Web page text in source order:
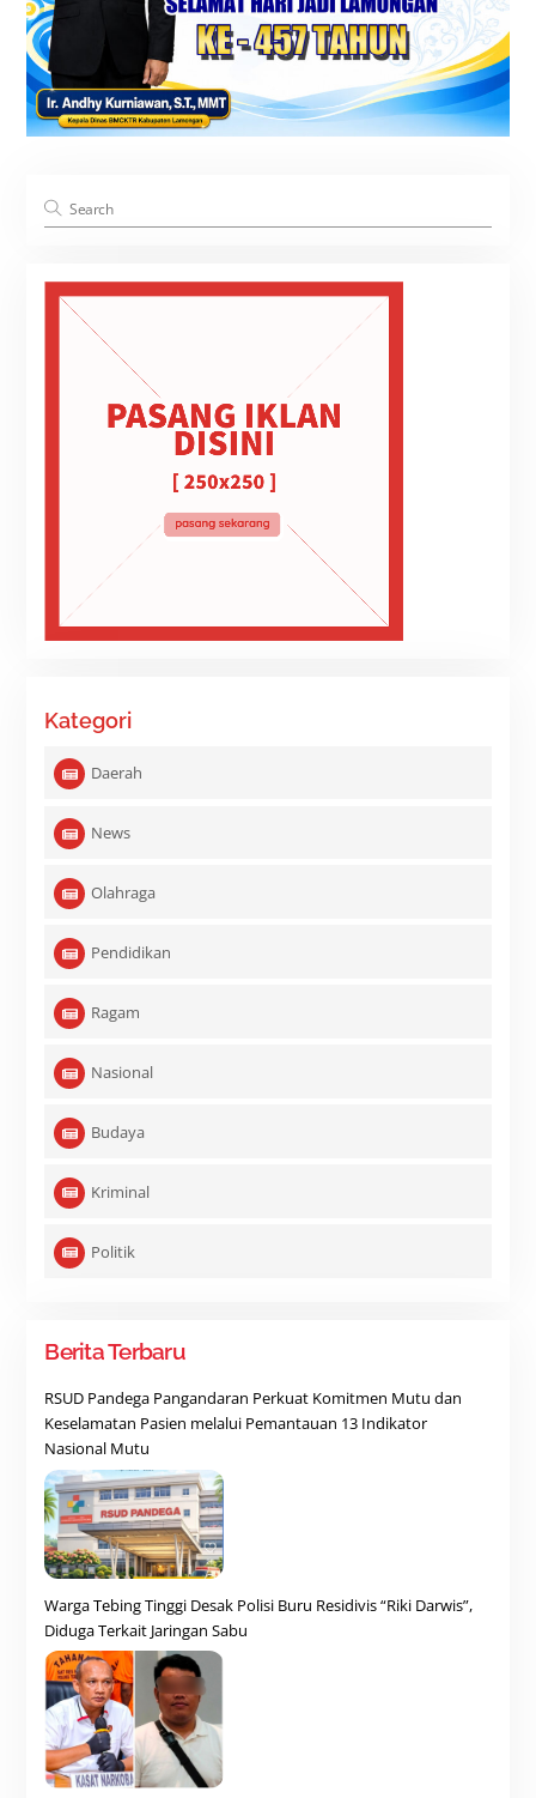
Kategori
Daerah
News
Olahraga
Pendidikan
Ragam
Nasional
Budaya
Kriminal
Politik
Berita Terbaru
RSUD Pandega Pangandaran Perkuat Komitmen Mutu dan
Keselamatan Pasien melalui Pemantauan 13 Indikator
Nasional Mutu
Warga Tebing Tinggi Desak Polisi Buru Residivis “Riki Darwis”,
Diduga Terkait Jaringan Sabu